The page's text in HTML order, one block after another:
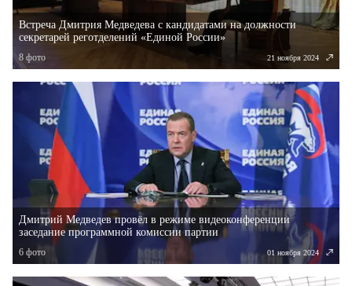
Встреча Дмитрия Медведева с кандидатами на должности
секретарей реготделений «Единой России»
8 фото 21 ноября 2024
Дмитрий Медведев провёл в режиме видеоконференции
заседание программной комиссии партии
6 фото 01 ноября 2024